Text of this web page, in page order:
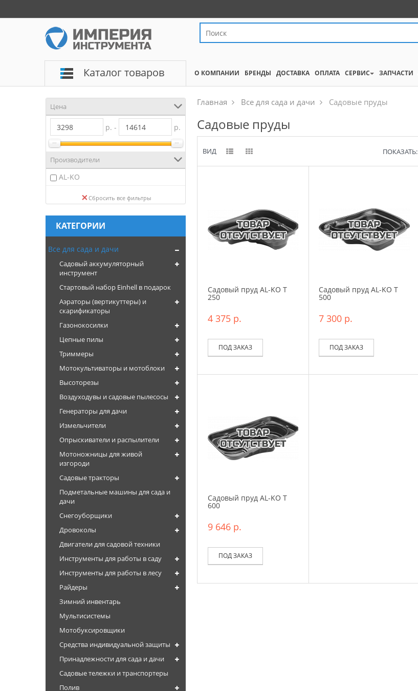
Каталог товаров О КОМПАНИИ БРЕНДЫ ДОСТАВКА ОПЛАТА СЕРВИС ЗАПЧАСТИ
Цена
р. - р.
Производители
AL-KO
Сбросить все фильтры
КАТЕГОРИИ
Все для сада и дачи
Садовый аккумуляторный
инструмент
Стартовый набор Einhell в подарок
Аэраторы (вертикуттеры) и
скарификаторы
Газонокосилки
Цепные пилы
Триммеры
Мотокультиваторы и мотоблоки
Высоторезы
Воздуходувы и садовые пылесосы
Генераторы для дачи
Измельчители
Опрыскиватели и распылители
Мотоножницы для живой
изгороди
Садовые тракторы
Подметальные машины для сада и
дачи
Снегоуборщики
Дровоколы
Двигатели для садовой техники
Инструменты для работы в саду
Инструменты для работы в лесу
Райдеры
Зимний инвентарь
Мультисистемы
Мотобуксировщики
Средства индивидуальной защиты
Принадлежности для сада и дачи
Садовые тележки и транспортеры
Полив
Главная Все для сада и дачи Садовые пруды
Садовые пруды
ВИД ПОКАЗАТЬ:
Садовый пруд AL-KO T
250
4 375 р.
ПОД ЗАКАЗ
Садовый пруд AL-KO T
500
7 300 р.
ПОД ЗАКАЗ
Садовый пруд AL-KO T
600
9 646 р.
ПОД ЗАКАЗ